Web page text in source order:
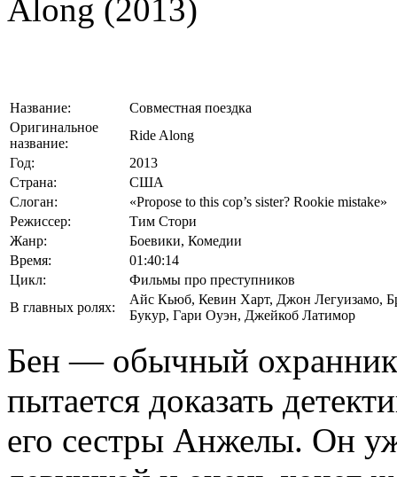
Название:
Совместная поездка
Оригинальное
название:
Ride Along
Год:
2013
Страна:
США
Слоган:
«Propose to this cop’s sister? Rookie mistake»
Режиссер:
Тим Стори
Жанр:
Боевики, Комедии
Время:
01:40:14
Цикл:
Фильмы про преступников
В главных ролях:
Айс Кьюб, Кевин Харт, Джон Легуизамо,
Букур, Гари Оуэн, Джейкоб Латимор
Бен — обычный охранник
пытается доказать
его сестры Анжелы. Он